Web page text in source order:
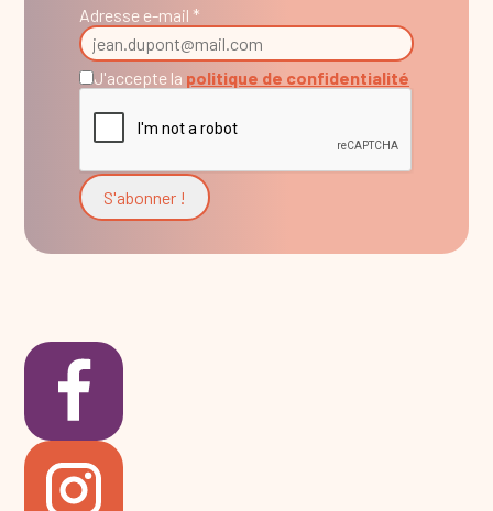
Adresse e-mail *
J'accepte la politique de confidentialité